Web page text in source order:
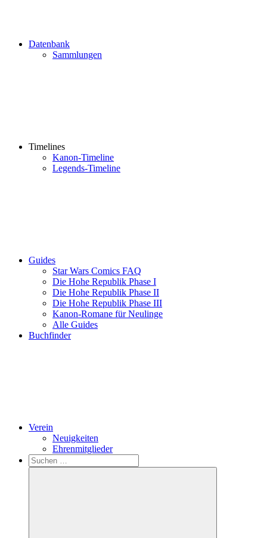
Datenbank
Sammlungen
Timelines
Kanon-Timeline
Legends-Timeline
Guides
Star Wars Comics FAQ
Die Hohe Republik Phase I
Die Hohe Republik Phase II
Die Hohe Republik Phase III
Kanon-Romane für Neulinge
Alle Guides
Buchfinder
Verein
Neuigkeiten
Ehrenmitglieder
Search
Suchen
nach: